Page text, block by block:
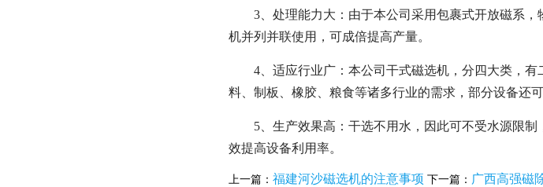
3、处理能力大：由于本公司采用包裹式开放磁系
机并列并联使用，可成倍提高产量。
4、适应行业广：本公司干式磁选机，分四大类，
料、制板、橡胶、粮食等诸多行业的需求，部分设备还可
5、生产效果高：干选不用水，因此可不受水源限
效提高设备利用率。
上一篇： 福建河沙磁选机的注意事项 下一篇： 广西高强磁